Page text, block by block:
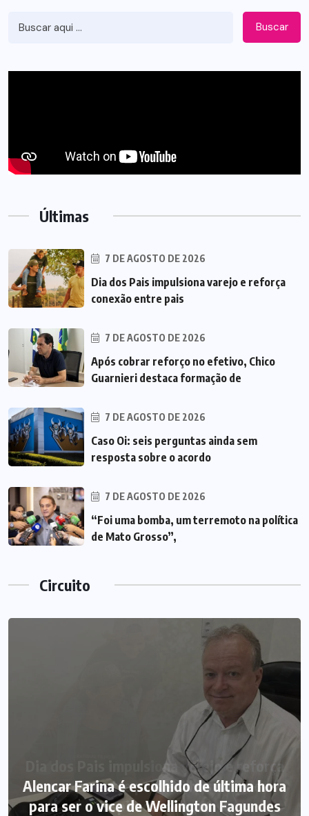
Buscar
Últimas
7 DE AGOSTO DE 2026
Dia dos Pais impulsiona varejo e reforça
conexão entre pais
7 DE AGOSTO DE 2026
Após cobrar reforço no efetivo, Chico
Guarnieri destaca formação de
7 DE AGOSTO DE 2026
Caso Oi: seis perguntas ainda sem
resposta sobre o acordo
7 DE AGOSTO DE 2026
“Foi uma bomba, um terremoto na política
de Mato Grosso”,
Circuito
Alencar Farina é escolhido de última hora
para ser o vice de Wellington Fagundes